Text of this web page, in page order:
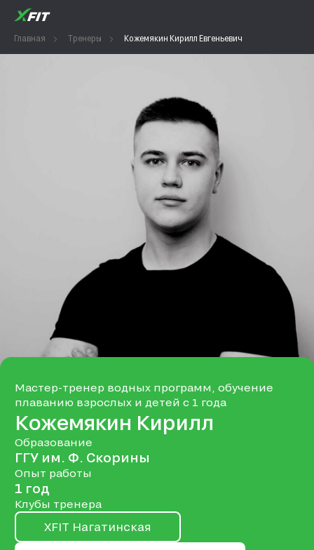
Главная Тренеры Кожемякин Кирилл Евгеньевич
Мастер-тренер водных программ, обучение
плаванию взрослых и детей с 1 года
Кожемякин Кирилл
Образование
ГГУ им. Ф. Скорины
Опыт работы
1 год
Клубы тренера
XFIT Нагатинская